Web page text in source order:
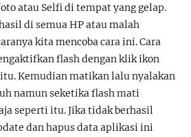
atau Selfi di tempat yang gelap.
di semua HP atau malah
kita mencoba cara ini. Cara
flash dengan klik ikon
Kemudian matikan lalu nyalakan
namun seketika flash mati
seperti itu. Jika tidak berhasil
dan hapus data aplikasi ini